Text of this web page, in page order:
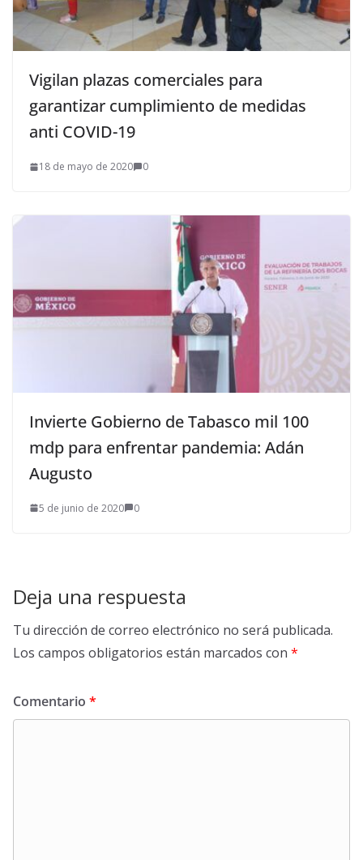
Vigilan plazas comerciales para
garantizar cumplimiento de medidas
anti COVID-19
18 de mayo de 2020 0
Invierte Gobierno de Tabasco mil 100
mdp para enfrentar pandemia: Adán
Augusto
5 de junio de 2020 0
Deja una respuesta
Tu dirección de correo electrónico no será publicada.
Los campos obligatorios están marcados con *
Comentario *